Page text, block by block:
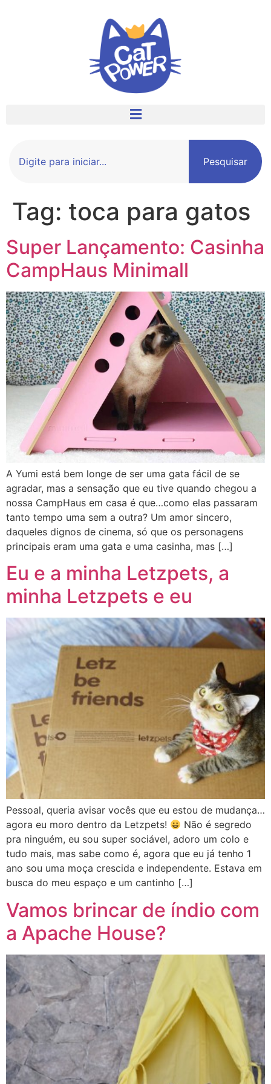
Pesquisar
Tag: toca para gatos
Super Lançamento: Casinha
CampHaus Minimall
A Yumi está bem longe de ser uma gata fácil de se
agradar, mas a sensação que eu tive quando chegou a
nossa CampHaus em casa é que…como elas passaram
tanto tempo uma sem a outra? Um amor sincero,
daqueles dignos de cinema, só que os personagens
principais eram uma gata e uma casinha, mas […]
Eu e a minha Letzpets, a
minha Letzpets e eu
Pessoal, queria avisar vocês que eu estou de mudança…
agora eu moro dentro da Letzpets!
Não é segredo
pra ninguém, eu sou super sociável, adoro um colo e
tudo mais, mas sabe como é, agora que eu já tenho 1
ano sou uma moça crescida e independente. Estava em
busca do meu espaço e um cantinho […]
Vamos brincar de índio com
a Apache House?